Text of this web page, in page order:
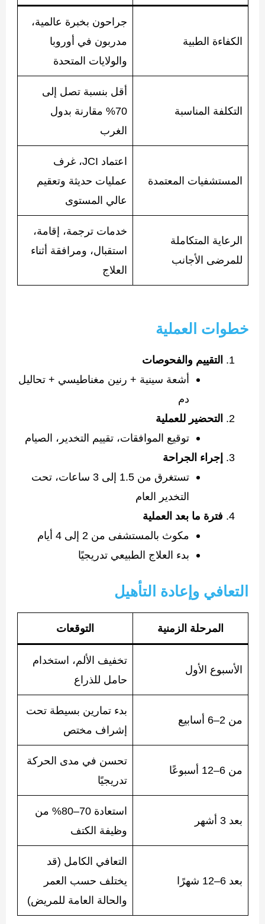
الكفاءة الطبية
جراحون بخبرة عالمية،
مدربون في أوروبا
والولايات المتحدة
التكلفة المناسبة
أقل بنسبة تصل إلى
70% مقارنة بدول
الغرب
المستشفيات المعتمدة
اعتماد JCI، غرف
عمليات حديثة وتعقيم
عالي المستوى
الرعاية المتكاملة
للمرضى الأجانب
خدمات ترجمة، إقامة،
استقبال، ومرافقة أثناء
العلاج
خطوات العملية
التقييم والفحوصات
أشعة سينية + رنين مغناطيسي + تحاليل
دم
التحضير للعملية
توقيع الموافقات، تقييم التخدير، الصيام
إجراء الجراحة
تستغرق من 1.5 إلى 3 ساعات، تحت
التخدير العام
فترة ما بعد العملية
مكوث بالمستشفى من 2 إلى 4 أيام
بدء العلاج الطبيعي تدريجيًا
التعافي وإعادة التأهيل
المرحلة الزمنية التوقعات
الأسبوع الأول
تخفيف الألم، استخدام
حامل للذراع
من 2–6 أسابيع
بدء تمارين بسيطة تحت
إشراف مختص
من 6–12 أسبوعًا
تحسن في مدى الحركة
تدريجيًا
بعد 3 أشهر
استعادة 70–80% من
وظيفة الكتف
بعد 6–12 شهرًا
التعافي الكامل (قد
يختلف حسب العمر
والحالة العامة للمريض)